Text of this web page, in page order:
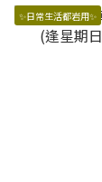
✨日常生活都岩用✨